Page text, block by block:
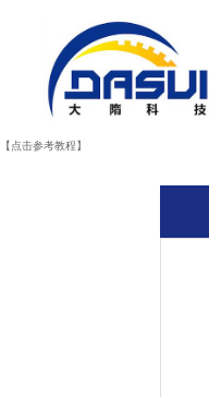
【点击参考教程】